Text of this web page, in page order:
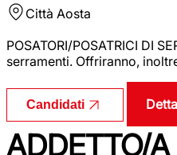
Città Aosta
POSATORI/POSATRICI DI
serramenti. Offriranno,
Candidati
ADDETTO/